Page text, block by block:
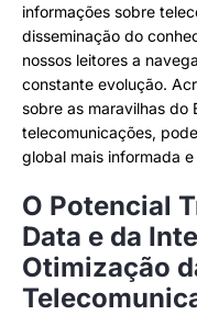
informações sobre
disseminação do
nossos leitores a
constante evolução.
sobre as maravilhas do
telecomunicações,
global mais informada
O Potencial
Data e da
Otimização